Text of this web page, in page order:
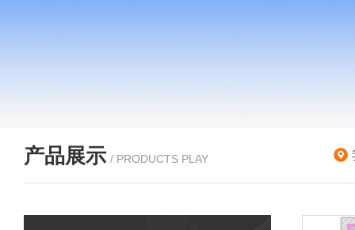
产品展示 / PRODUCTS PLAY